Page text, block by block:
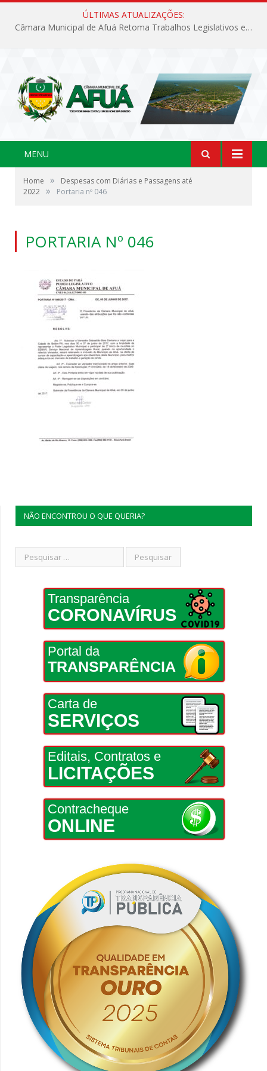
ÚLTIMAS ATUALIZAÇÕES:
Câmara Municipal de Afuá Retoma Trabalhos Legislativos em Sessão Ordinária
MENU
Home »
Despesas com Diárias e Passagens até
2022 » Portaria nº 046
PORTARIA Nº 046
NÃO ENCONTROU O QUE QUERIA?
Transparência
CORONAVÍRUS
Portal da
TRANSPARÊNCIA
Carta de
SERVIÇOS
Editais, Contratos e
LICITAÇÕES
Contracheque
ONLINE